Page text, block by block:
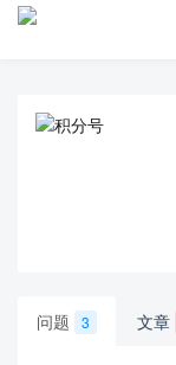
问题 3 文章